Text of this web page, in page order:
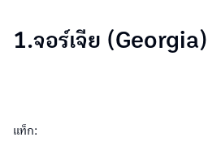
1.จอร์เจีย (Georgia)
แท็ก: